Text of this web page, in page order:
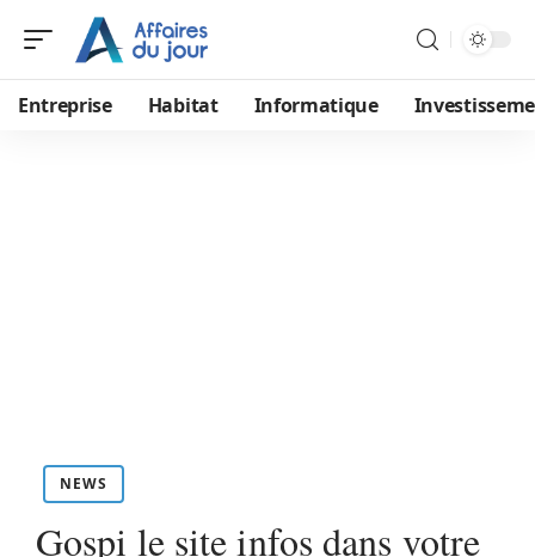
Entreprise Habitat Informatique
NEWS
Gospi le site infos dans votre